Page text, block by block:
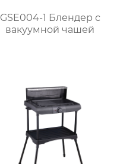
GSE004-1 Блендер с
вакуумной чашей